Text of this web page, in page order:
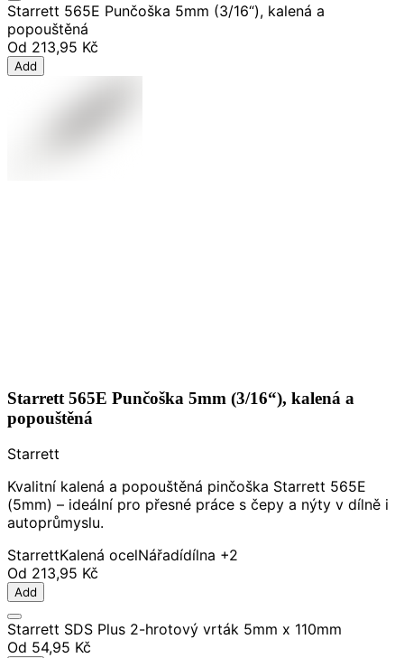
Starrett 565E Punčoška 5mm (3/16“), kalená a
popouštěná
Od 213,95 Kč
Add
Starrett 565E Punčoška 5mm (3/16“), kalená a
popouštěná
Starrett
Kvalitní kalená a popouštěná pinčoška Starrett 565E
(5mm) – ideální pro přesné práce s čepy a nýty v dílně i
autoprůmyslu.
StarrettKalená ocelNářadídílna +2
Od 213,95 Kč
Add
Starrett SDS Plus 2-hrotový vrták 5mm x 110mm
Od 54,95 Kč